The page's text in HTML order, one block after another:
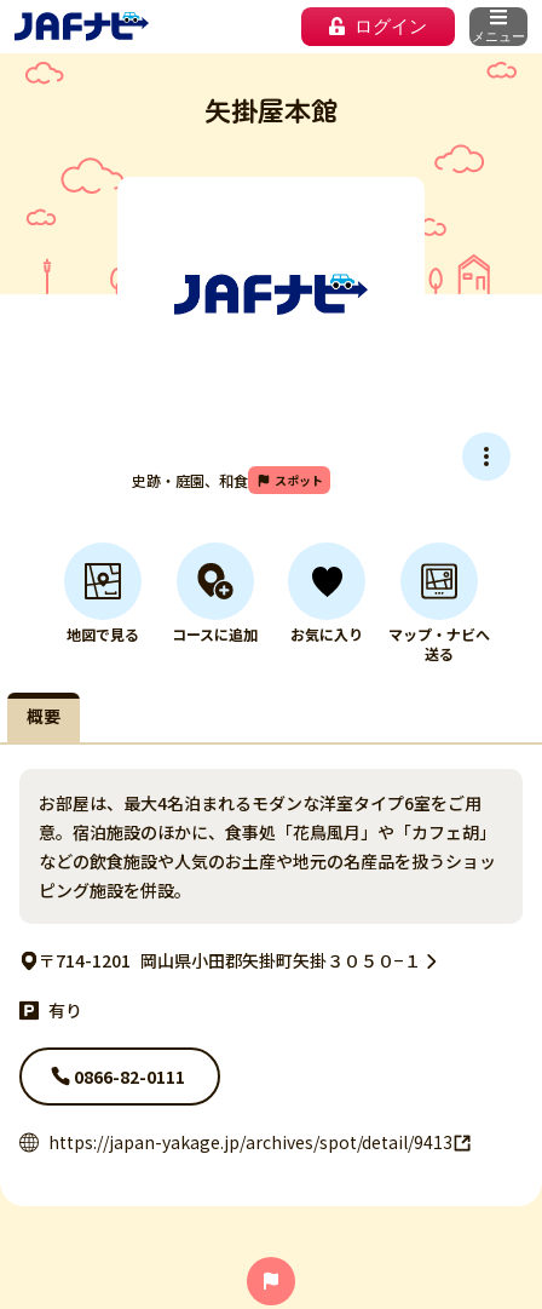
ログイン メニュー
矢掛屋本館
史跡・庭園、和食 スポット
地図で見る コースに追加 お気に入り
マップ・ナビへ
送る
概要
お部屋は、最大4名泊まれるモダンな洋室タイプ6室をご用
意。宿泊施設のほかに、食事処「花鳥風月」や「カフェ胡」
などの飲食施設や人気のお土産や地元の名産品を扱うショッ
ピング施設を併設。
〒714-1201 岡山県小田郡矢掛町矢掛３０５０−１
有り
0866-82-0111
https://japan-yakage.jp/archives/spot/detail/9413